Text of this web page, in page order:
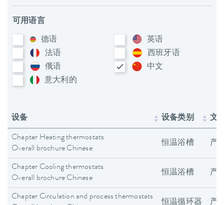
可用语言
德语
英语
法语
西班牙语
俄语
中文
意大利​的
设备 设备类别 文
Chapter Heating thermostats
Overall brochure Chinese
恒温浴槽 产
Chapter Cooling thermostats
Overall brochure Chinese
恒温浴槽 产
Chapter Circulation and process thermostats
恒温循环器 产